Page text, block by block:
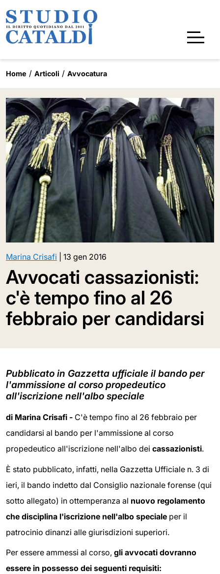
Home Articoli Avvocatura
Marina Crisafi 13 gen 2016
Avvocati cassazionisti:
c'è tempo fino al 26
febbraio per candidarsi
Pubblicato in Gazzetta ufficiale il bando per
l'ammissione al corso propedeutico
all'iscrizione nell'albo speciale
di Marina Crisafi - C'è tempo fino al 26 febbraio per
candidarsi al bando per l'ammissione al corso
propedeutico all'iscrizione nell'albo dei cassazionisti.
È stato pubblicato, infatti, nella Gazzetta Ufficiale n. 3 di
ieri, il bando indetto dal Consiglio nazionale forense (qui
sotto allegato) in ottemperanza al nuovo regolamento
che disciplina l'iscrizione nell'albo speciale per il
patrocinio dinanzi alle giurisdizioni superiori.
Per essere ammessi al corso, gli avvocati dovranno
essere in possesso dei seguenti requisiti: